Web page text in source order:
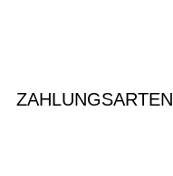
ZAHLUNGSARTEN